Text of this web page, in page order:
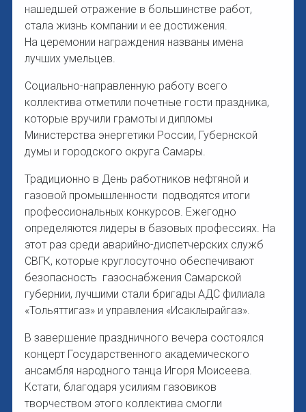
нашедшей отражение в большинстве работ,
стала жизнь компании и ее достижения.
На церемонии награждения названы имена
лучших умельцев.
Социально-направленную работу всего
коллектива отметили почетные гости праздника,
которые вручили грамоты и дипломы
Министерства энергетики России, Губернской
думы и городского округа Самары.
Традиционно в День работников нефтяной и
газовой промышленности подводятся итоги
профессиональных конкурсов. Ежегодно
определяются лидеры в базовых профессиях. На
этот раз среди аварийно-диспетчерских служб
СВГК, которые круглосуточно обеспечивают
безопасность газоснабжения Самарской
губернии, лучшими стали бригады АДС филиала
«Тольяттигаз» и управления «Исаклырайгаз».
В завершение праздничного вечера состоялся
концерт Государственного академического
ансамбля народного танца Игоря Моисеева.
Кстати, благодаря усилиям газовиков
творчеством этого коллектива смогли